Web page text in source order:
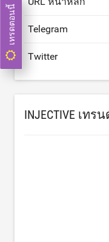
Telegram
Twitter
INJECTIVE เทร
เทรดตอนนี้